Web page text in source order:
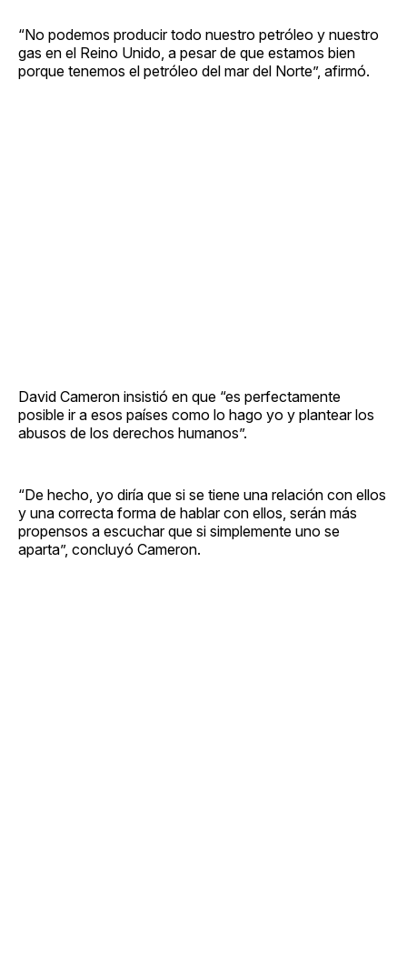
“No podemos producir todo nuestro petróleo y nuestro
gas en el Reino Unido, a pesar de que estamos bien
porque tenemos el petróleo del mar del Norte”, afirmó.
David Cameron insistió en que “es perfectamente
posible ir a esos países como lo hago yo y plantear los
abusos de los derechos humanos”.
“De hecho, yo diría que si se tiene una relación con ellos
y una correcta forma de hablar con ellos, serán más
propensos a escuchar que si simplemente uno se
aparta”, concluyó Cameron.